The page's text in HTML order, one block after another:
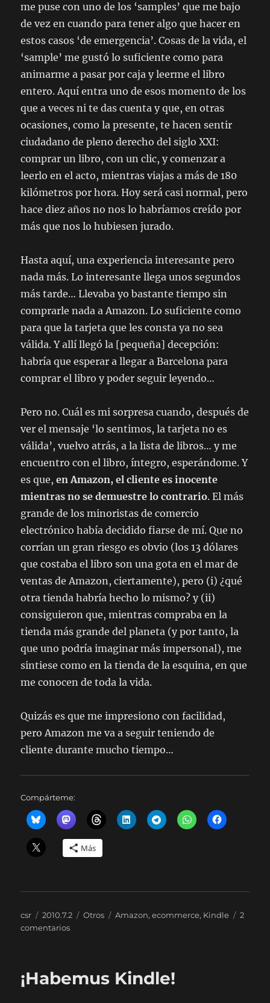
me puse con uno de los ‘samples’ que me bajo
de vez en cuando para tener algo que hacer en
estos casos ‘de emergencia’. Cosas de la vida, el
‘sample’ me gustó lo suficiente como para
animarme a pasar por caja y leerme el libro
entero. Aquí entra uno de esos momento de los
que a veces ni te das cuenta y que, en otras
ocasiones, como la presente, te hacen sentir
ciudadano de pleno derecho del siglo XXI:
comprar un libro, con un clic, y comenzar a
leerlo en el acto, mientras viajas a más de 180
kilómetros por hora. Hoy será casi normal, pero
hace diez años no nos lo habríamos creído por
más que nos lo hubiesen jurado.
Hasta aquí, una experiencia interesante pero
nada más. Lo interesante llega unos segundos
más tarde… Llevaba yo bastante tiempo sin
comprarle nada a Amazon. Lo suficiente como
para que la tarjeta que les consta ya no sea
válida. Y allí llegó la [pequeña] decepción:
habría que esperar a llegar a Barcelona para
comprar el libro y poder seguir leyendo…
Pero no. Cuál es mi sorpresa cuando, después de
ver el mensaje ‘lo sentimos, la tarjeta no es
válida’, vuelvo atrás, a la lista de libros… y me
encuentro con el libro, íntegro, esperándome. Y
es que,en Amazon, el cliente es inocente
mientras no se demuestre lo contrario. El más
grande de los minoristas de comercio
electrónico había decidido fiarse de mí. Que no
corrían un gran riesgo es obvio (los 13 dólares
que costaba el libro son una gota en el mar de
ventas de Amazon, ciertamente), pero (i) ¿qué
otra tienda habría hecho lo mismo? y (ii)
consiguieron que, mientras compraba en la
tienda más grande del planeta (y por tanto, la
que uno podría imaginar más impersonal), me
sintiese como en la tienda de la esquina, en que
me conocen de toda la vida.
Quizás es que me impresiono con facilidad,
pero Amazon me va a seguir teniendo de
cliente durante mucho tiempo…
Compárteme:
Más
Autor
csr
Publicado
el
2010.7.2 Categorías
Otros Etiquetas
Amazon,ecommerce, Kindle
2
comentariosen
gusta
¡Habemus Kindle!